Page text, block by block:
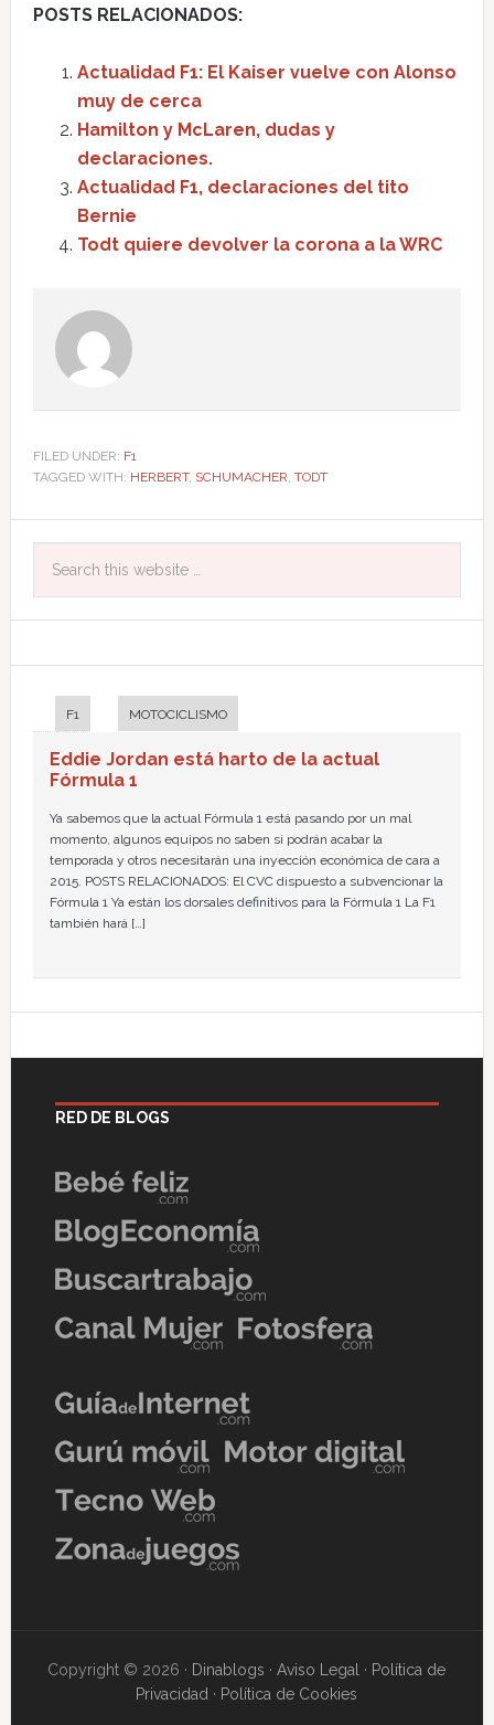
POSTS RELACIONADOS:
Actualidad F1: El Kaiser vuelve con Alonso
muy de cerca
Hamilton y McLaren, dudas y
declaraciones.
Actualidad F1, declaraciones del tito
Bernie
Todt quiere devolver la corona a la WRC
FILED UNDER: F1
TAGGED WITH: HERBERT, SCHUMACHER, TODT
F1 MOTOCICLISMO
Eddie Jordan está harto de la actual
Fórmula 1
Ya sabemos que la actual Fórmula 1 está pasando por un mal
momento, algunos equipos no saben si podrán acabar la
temporada y otros necesitarán una inyección económica de cara a
2015. POSTS RELACIONADOS: El CVC dispuesto a subvencionar la
Fórmula 1 Ya están los dorsales definitivos para la Fórmula 1 La F1
también hará […]
RED DE BLOGS
Copyright © 2026 · Dinablogs ·Aviso Legal · Política de
Privacidad · Política de Cookies